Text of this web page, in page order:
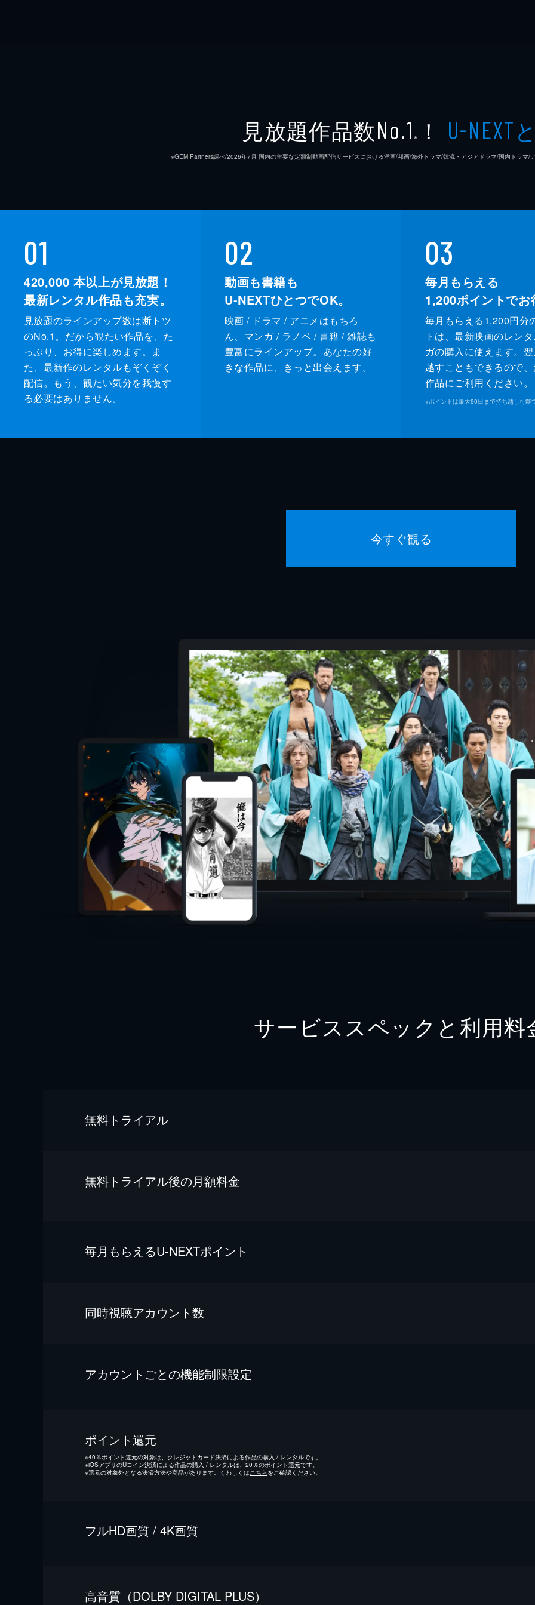
見放題作品数No.1 ※ ！ U-NEXT
※GEM Partners調べ/2026年7⽉ 国内の主要な定額制動画配信サービスにおける洋画/邦画/海外ドラマ/韓流・アジアドラマ/国内ドラマ/
01
420,000 本以上が見放題！
最新レンタル作品も充実。
見放題のラインアップ数は断トツ
のNo.1。だから観たい作品を、た
っぷり、お得に楽しめます。ま
た、最新作のレンタルもぞくぞく
配信。もう、観たい気分を我慢す
る必要はありません。
02
動画も書籍も
U-NEXTひとつでOK。
映画 / ドラマ / アニメはもちろ
ん、マンガ / ラノベ / 書籍 / 雑誌も
豊富にラインアップ。あなたの好
きな作品に、きっと出会えます。
03
毎月もらえる
1,200ポイントでお
毎月もらえる1,200円分
トは、最新映画のレン
ガの購入に使えます。
越すこともできるので
作品にご利用ください。
※ポイントは最大90日まで持ち越し可能
今すぐ観る
サービススペックと利用料
無料トライアル
無料トライアル後の⽉額料金
毎⽉もらえるU-NEXTポイント
同時視聴アカウント数
アカウントごとの機能制限設定
ポイント還元
※40％ポイント還元の対象は、クレジットカード決済による作品の購入 / レンタルです。
※iOSアプリのUコイン決済による作品の購入 / レンタルは、20％のポイント還元です。
※還元の対象外となる決済方法や商品があります。くわしくは こちらをご確認ください。
フルHD画質 / 4K画質
⾼⾳質（DOLBY DIGITAL PLUS）